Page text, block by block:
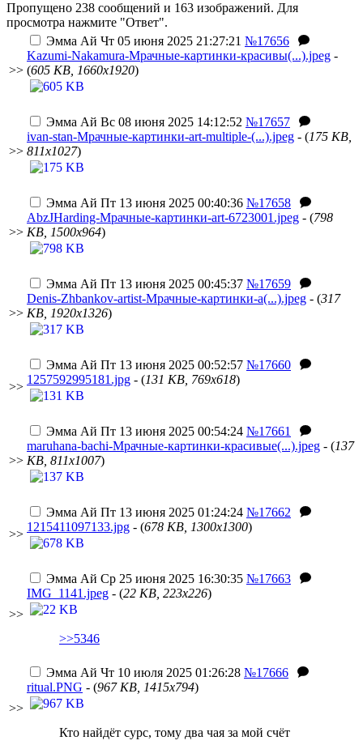
Пропущено 238 сообщений и 163 изображений. Для
просмотра нажмите "Ответ".
>>
Эмма Ай Чт 05 июня 2025 21:27:21 №17656
Kazumi-Nakamura-Мрачные-картинки-красивы(...).jpeg -
(605 KB, 1660x1920)
>>
Эмма Ай Вс 08 июня 2025 14:12:52 №17657
ivan-stan-Мрачные-картинки-art-multiple-(...).jpeg - (175 KB,
811x1027)
>>
Эмма Ай Пт 13 июня 2025 00:40:36 №17658
AbzJHarding-Мрачные-картинки-art-6723001.jpeg - (798
KB, 1500x964)
>>
Эмма Ай Пт 13 июня 2025 00:45:37 №17659
Denis-Zhbankov-artist-Мрачные-картинки-a(...).jpeg - (317
KB, 1920x1326)
>>
Эмма Ай Пт 13 июня 2025 00:52:57 №17660
1257592995181.jpg - (131 KB, 769x618)
>>
Эмма Ай Пт 13 июня 2025 00:54:24 №17661
maruhana-bachi-Мрачные-картинки-красивые(...).jpeg - (137
KB, 811x1007)
>>
Эмма Ай Пт 13 июня 2025 01:24:24 №17662
1215411097133.jpg - (678 KB, 1300x1300)
>>
Эмма Ай Ср 25 июня 2025 16:30:35 №17663
IMG_1141.jpeg - (22 KB, 223x226)
>>5346
>>
Эмма Ай Чт 10 июля 2025 01:26:28 №17666
ritual.PNG - (967 KB, 1415x794)
Кто найдёт сурс, тому два чая за мой счёт